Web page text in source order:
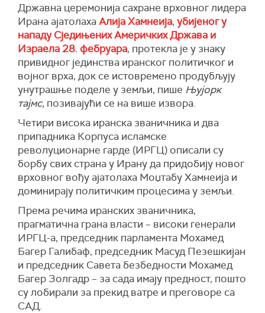
Државна церемонија сахране врховног лидера
Ирана ајатолахаАлија Хамнеија, убијеног у
нападу Сједињених Америчких Држава и
Израела 28. фебруара, протекла је у знаку
привидног јединства иранског политичког и
војног врха, док се истовремено продубљују
унутрашње поделе у земљи, пише Њујорк
тајмс, позивајући се на више извора.
Четири висока иранска званичника и два
припадника Корпуса исламске
револуционарне гарде (ИРГЦ) описали су
борбу свих страна у Ирану да придобију новог
врховног вођу ајатолаха Моџтабу Хамнеија и
доминирају политичким процесима у земљи.
Према речима иранских званичника,
прагматична грана власти – високи генерали
ИРГЦ-а, председник парламента Мохамед
Багер Галибаф, председник Масуд Пезешкијан
и председник Савета безбедности Мохамед
Багер Золгадр – за сада имају предност, пошто
су лобирали за прекид ватре и преговоре са
САД.